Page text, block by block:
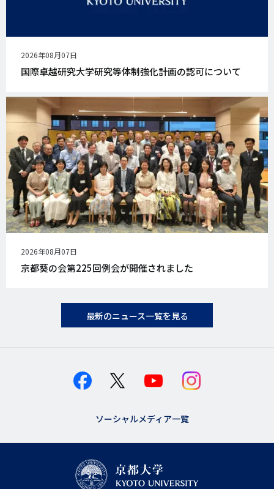
公
開
日
2026年08月07日
国際卓越研究大学研究等体制強化計画の認可について
公
開
日
2026年08月07日
京都葵の会第225回例会が開催されました
最新のニュース一覧を見る
ソーシャルメディア一覧